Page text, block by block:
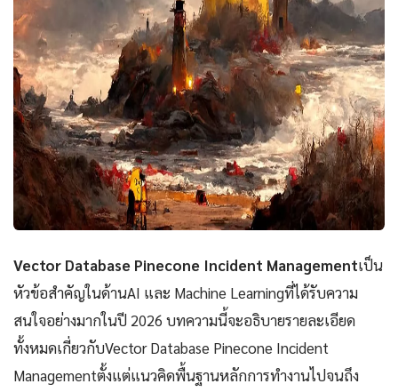
Vector Database Pinecone Incident Managementเป็น
หัวข้อสำคัญในด้านAI และ Machine Learningที่ได้รับความ
สนใจอย่างมากในปี 2026 บทความนี้จะอธิบายรายละเอียด
ทั้งหมดเกี่ยวกับVector Database Pinecone Incident
Managementตั้งแต่แนวคิดพื้นฐานหลักการทำงานไปจนถึง